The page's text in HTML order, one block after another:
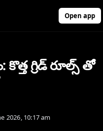
Open app
గ్రిడ్ రూల్స్ తో
2026, 10:17 am